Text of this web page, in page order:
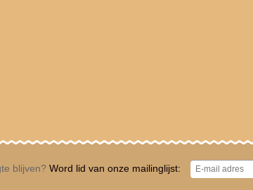
blijven? Word lid van onze mailinglijst: